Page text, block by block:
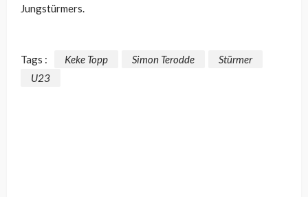
Jungstürmers.
Tags : Keke Topp Simon Terodde
Stürmer
U23